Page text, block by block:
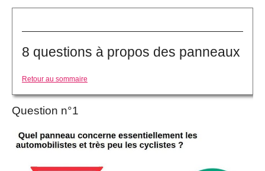
8 questions à propos des panneaux
Retour au sommaire
Question n°1